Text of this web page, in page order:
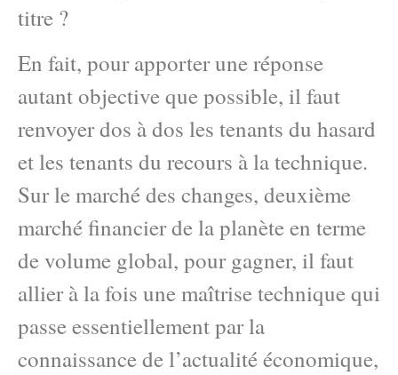
titre ?
En fait, pour apporter une réponse
autant objective que possible, il faut
renvoyer dos à dos les tenants du hasard
et les tenants du recours à la technique.
Sur le marché des changes, deuxième
marché financier de la planète en terme
de volume global, pour gagner, il faut
allier à la fois une maîtrise technique qui
passe essentiellement par la
connaissance de l’actualité économique,